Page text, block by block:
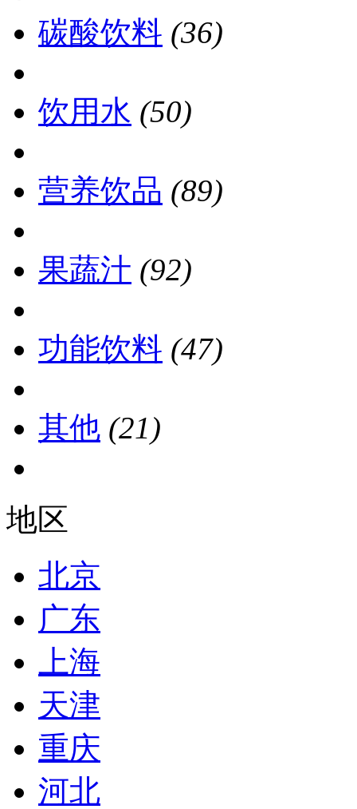
碳酸饮料 (36)
饮用水 (50)
营养饮品 (89)
果蔬汁 (92)
功能饮料 (47)
其他 (21)
地区
北京
广东
上海
天津
重庆
河北